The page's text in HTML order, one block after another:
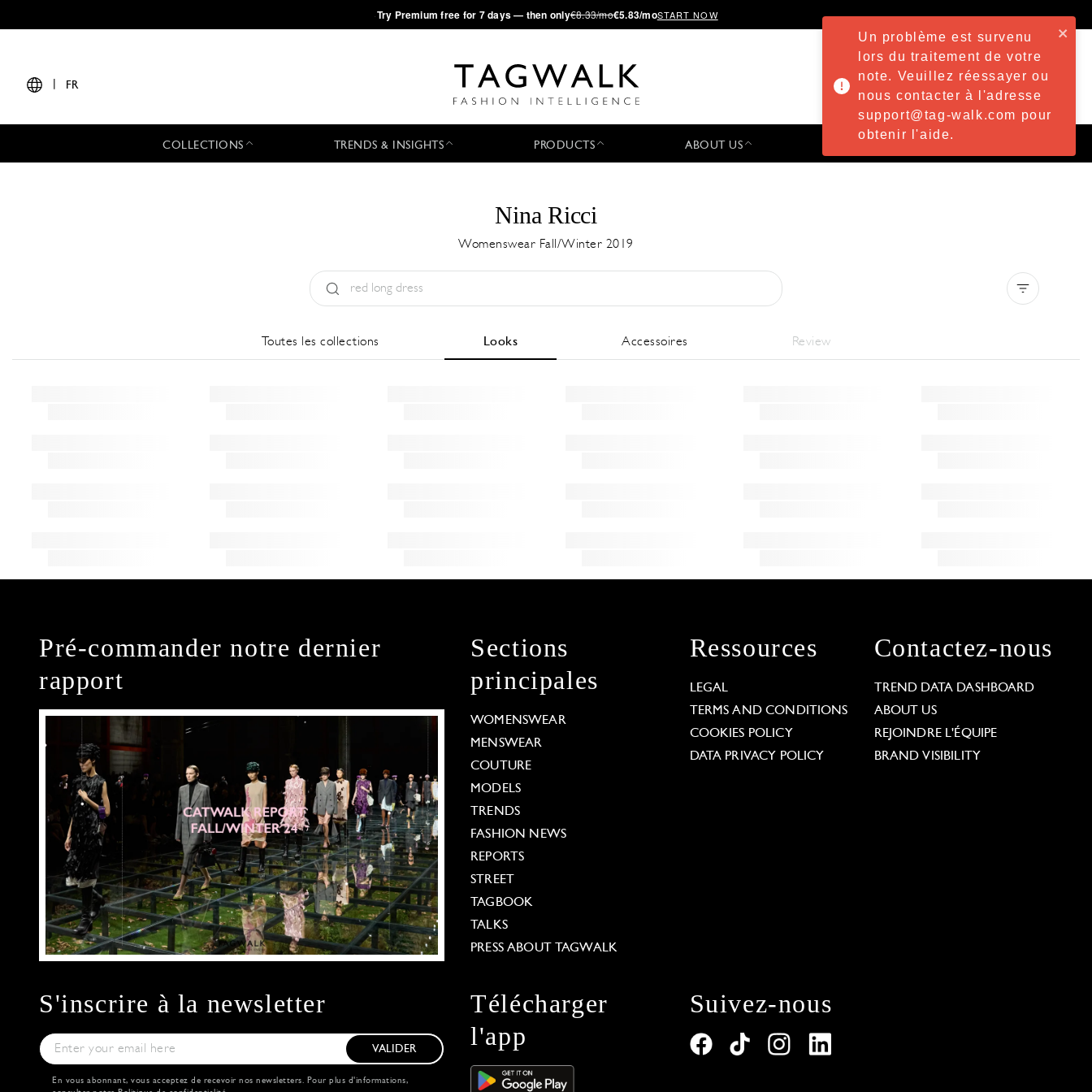
·Try Premium free for 7 days — then only€8.33/mo€5.83/moSTART NOW
FR
COLLECTIONS TRENDS & INSIGHTS PRODUCTS ABOUT US
Nina Ricci
Womenswear Fall/Winter 2019
Toutes les collections Looks Accessoires Review
Pré-commander notre dernier
rapport
Sections
principales
WOMENSWEAR
MENSWEAR
COUTURE
MODELS
TRENDS
FASHION NEWS
REPORTS
STREET
TAGBOOK
TALKS
PRESS ABOUT TAGWALK
Ressources
LEGAL
TERMS AND CONDITIONS
COOKIES POLICY
DATA PRIVACY POLICY
Contactez-nous
TREND DATA DASHBOARD
ABOUT US
REJOINDRE L'ÉQUIPE
BRAND VISIBILITY
S'inscrire à la newsletter
VALIDER
En vous abonnant, vous acceptez de recevoir nos newsletters. Pour plus d'informations,
Télécharger
l'app
Suivez-nous
Un problème est survenu
lors du traitement de votre
note. Veuillez réessayer ou
nous contacter à l'adresse
support@tag-walk.com pour
obtenir l'aide.